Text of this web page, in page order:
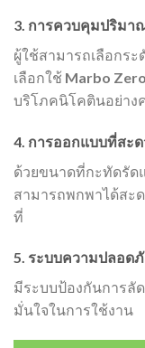
3. การควบคุมปริม
ผู้ใช้สามารถเลือกร
เลือกใช้ Marbo Zero
บริโภคนิโคตินอย่าง
4. การออกแบบที่สะ
ด้วยขนาดที่กะทัดรัด
สามารถพกพาได้สะ
ที่
5. ระบบความปลอด
มีระบบป้องกันการลั
มั่นใจในการใช้งาน